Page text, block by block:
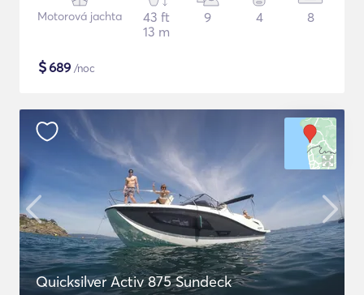
Motorová jachta
43 ft
13 m
9 4 8
$689 /noc
Quicksilver Activ 875 Sundeck